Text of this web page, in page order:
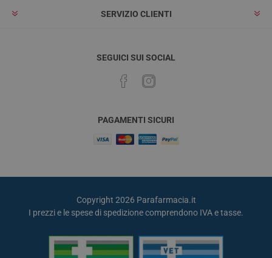
SERVIZIO CLIENTI
SEGUICI SUI SOCIAL
PAGAMENTI SICURI
Copyright 2026 Parafarmacia.it
I prezzi e le spese di spedizione comprendono IVA e tasse.